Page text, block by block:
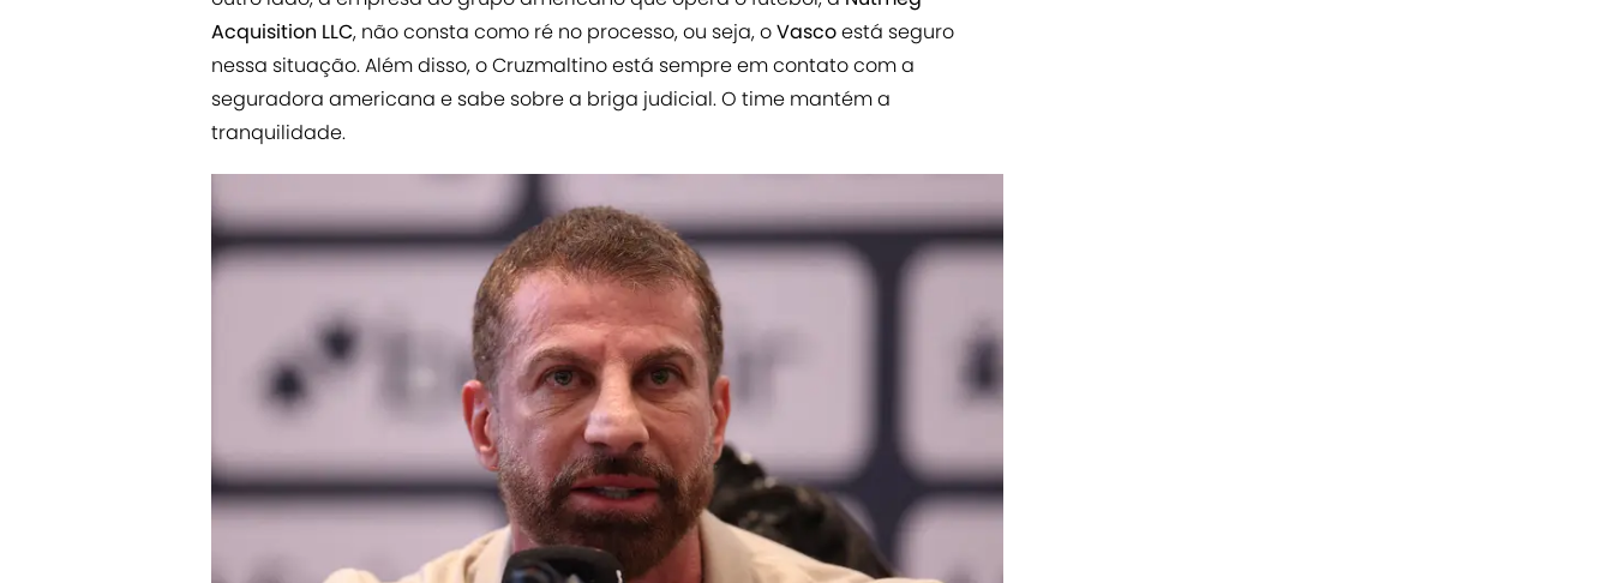
Acquisition LLC, não consta como ré no processo, ou seja, oVascoestá seguro
nessa situação. Além disso, o Cruzmaltino está sempre em contato com a
seguradora americana e sabe sobre a briga judicial. O time mantém a
tranquilidade.